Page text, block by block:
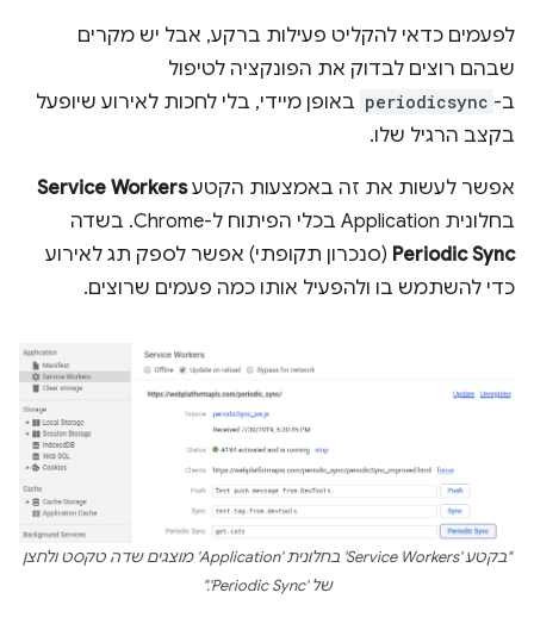
לפעמים כדאי להקליט פעילות ברקע, אבל יש מקרים
שבהם רוצים לבדוק את הפונקציה לטיפול
ב- periodicsync באופן מיידי, בלי לחכות לאירוע שיופעל
בקצב הרגיל שלו.
אפשר לעשות את זה באמצעות הקטעService Workers
בחלונית Application בכלי הפיתוח ל-Chrome. בשדה
Periodic Sync (סנכרון תקופתי) אפשר לספק תג לאירוע
כדי להשתמש בו ולהפעיל אותו כמה פעמים שרוצים.
"בקטע 'Service Workers' בחלונית 'Application' מוצגים שדה טקסט ולחצן
של 'Periodic Sync'."